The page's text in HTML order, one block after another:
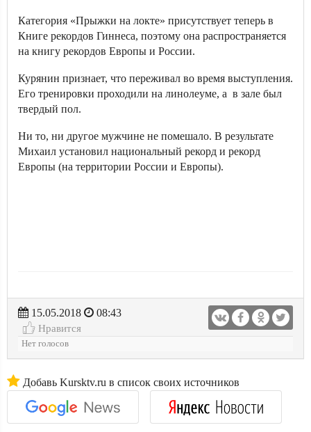
Категория «Прыжки на локте» присутствует теперь в
Книге рекордов Гиннеса, поэтому она распространяется
на книгу рекордов Европы и России.
Курянин признает, что переживал во время выступления.
Его тренировки проходили на линолеуме, а в зале был
твердый пол.
Ни то, ни другое мужчине не помешало. В результате
Михаил установил национальный рекорд и рекорд
Европы (на территории России и Европы).
15.05.2018
08:43
Нравится
Нет голосов
Добавь Kursktv.ru в список своих источников